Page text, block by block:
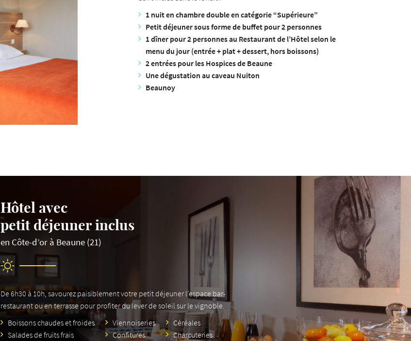
1 nuit en chambre double en catégorie “Supérieure”
Petit déjeuner sous forme de buffet pour 2 personnes
1 dîner pour 2 personnes au Restaurant de l’Hôtel selon le
menu du jour (entrée + plat + dessert, hors boissons)
2 entrées pour les Hospices de Beaune
Une dégustation au caveau Nuiton
Beaunoy
Hôtel avec
petit déjeuner inclus
en Côte-d’or à Beaune (21)
De 6h30 à 10h, savourez paisiblement votre petit déjeuner l’espace bar-
restaurant ou en terrasse pour profiter du lever de soleil sur le vignoble.
Boissons chaudes et froides
Viennoiseries
Céréales
Salades de fruits frais
Confitures
Charcuteries